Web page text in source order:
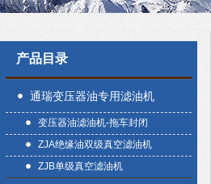
产品目录
通瑞变压器油专用滤油机
变压器油滤油机-拖车封闭
ZJA绝缘油双级真空滤油机
ZJB单级真空滤油机